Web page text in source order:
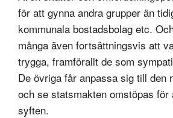
för att gynna andra grupper än
kommunala bostadsbolag etc.
många även fortsättningsvis att
trygga, framförallt de som
De övriga får anpassa sig till den
och se statsmakten omstöpas
syften.